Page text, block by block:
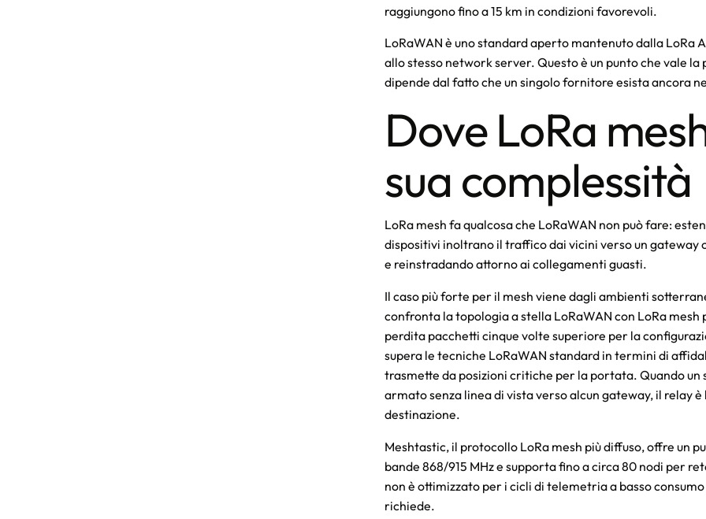
raggiungono fino a 15 km in condizioni favorevoli.
LoRaWAN è uno standard aperto mantenuto dalla
allo stesso network server. Questo è un punto che vale
dipende dal fatto che un singolo fornitore esista ancora
Dove LoRa
sua complessità
LoRa mesh fa qualcosa che LoRaWAN non può fare:
dispositivi inoltrano il traffico dai vicini verso un
e reinstradando attorno ai collegamenti guasti.
Il caso più forte per il mesh viene dagli ambienti
confronta la topologia a stella LoRaWAN con LoRa
perdita pacchetti cinque volte superiore per la
supera le tecniche LoRaWAN standard in termini di
trasmette da posizioni critiche per la portata. Quando
armato senza linea di vista verso alcun gateway, il relay
destinazione.
Meshtastic, il protocollo LoRa mesh più diffuso, offre un
bande 868/915 MHz e supporta fino a circa 80 nodi per
non è ottimizzato per i cicli di telemetria a basso
richiede.